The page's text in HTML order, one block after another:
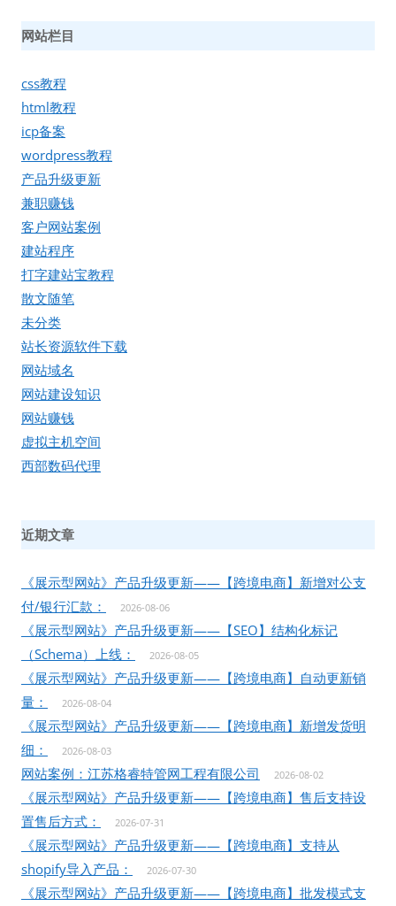
网站栏目
css教程
html教程
icp备案
wordpress教程
产品升级更新
兼职赚钱
客户网站案例
建站程序
打字建站宝教程
散文随笔
未分类
站长资源软件下载
网站域名
网站建设知识
网站赚钱
虚拟主机空间
西部数码代理
近期文章
《展示型网站》产品升级更新——【跨境电商】新增对公支
付/银行汇款：
2026-08-06
《展示型网站》产品升级更新——【SEO】结构化标记
（Schema）上线：
2026-08-05
《展示型网站》产品升级更新——【跨境电商】自动更新销
量：
2026-08-04
《展示型网站》产品升级更新——【跨境电商】新增发货明
细：
2026-08-03
网站案例：江苏格睿特管网工程有限公司 2026-08-02
《展示型网站》产品升级更新——【跨境电商】售后支持设
置售后方式：
2026-07-31
《展示型网站》产品升级更新——【跨境电商】支持从
shopify导入产品：
2026-07-30
《展示型网站》产品升级更新——【跨境电商】批发模式支